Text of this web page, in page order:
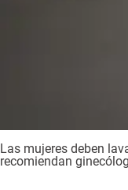
Las mujeres deben
recomiendan